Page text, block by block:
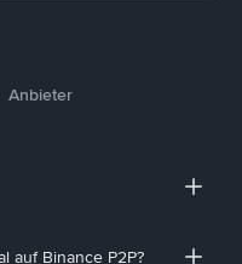
Anbieter
auf Binance P2P?